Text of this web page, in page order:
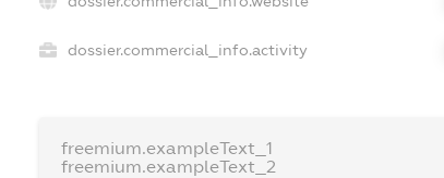
dossier.commercial_info.activity
freemium.exampleText_1
freemium.exampleText_2